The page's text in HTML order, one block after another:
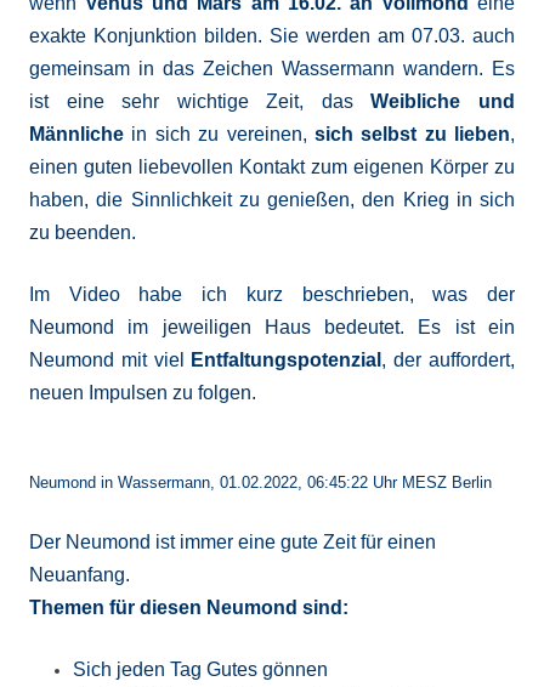
exakte Konjunktion bilden. Sie werden am 07.03. auch
gemeinsam in das Zeichen Wassermann wandern. Es
ist eine sehr wichtige Zeit, dasWeibliche und
Männliche in sich zu vereinen, sich selbst zu lieben,
einen guten liebevollen Kontakt zum eigenen Körper zu
haben, die Sinnlichkeit zu genießen, den Krieg in sich
zu beenden.
Im Video habe ich kurz beschrieben, was der
Neumond im jeweiligen Haus bedeutet. Es ist ein
Neumond mit viel
Entfaltungspotenzial , der auffordert,
neuen Impulsen zu folgen.
Neumond in Wassermann, 01.02.2022, 06:45:22 Uhr MESZ Berlin
Der Neumond ist immer eine gute Zeit für einen
Neuanfang.
Themen für diesen Neumond sind:
Sich jeden Tag Gutes gönnen